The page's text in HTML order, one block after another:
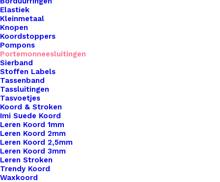
Elastiek
Kleinmetaal
Knopen
Koordstoppers
Pompons
Portemonneesluitingen
Sierband
Stoffen Labels
Tassenband
Tassluitingen
Tasvoetjes
Koord & Stroken
Imi Suede Koord
Leren Koord 1mm
Leren Koord 2mm
Leren Koord 2,5mm
Leren Koord 3mm
Leren Stroken
Trendy Koord
Waxkoord
€0,75